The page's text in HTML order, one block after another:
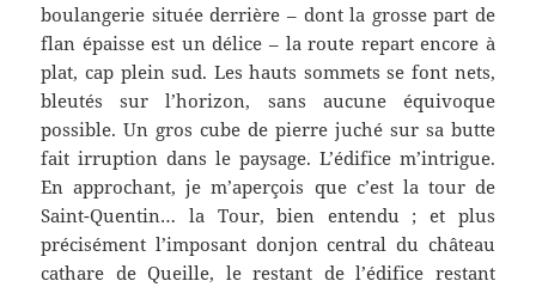
boulangerie située derrière – dont la grosse part de
flan épaisse est un délice – la route repart encore à
plat, cap plein sud. Les hauts sommets se font nets,
bleutés sur l’horizon, sans aucune équivoque
possible. Un gros cube de pierre juché sur sa butte
fait irruption dans le paysage. L’édifice m’intrigue.
En approchant, je m’aperçois que c’est la tour de
Saint-Quentin… la Tour, bien entendu ; et plus
précisément l’imposant donjon central du château
cathare de Queille, le restant de l’édifice restant